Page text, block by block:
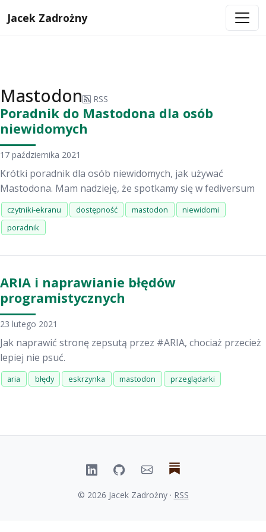
Jacek Zadrożny
Mastodon RSS
Poradnik do Mastodona dla osób
niewidomych
17 października 2021
Krótki poradnik dla osób niewidomych, jak używać
Mastodona. Mam nadzieję, że spotkamy się w fediversum
czytniki-ekranu dostępność mastodon
niewidomi
poradnik
ARIA i naprawianie błędów
programistycznych
23 lutego 2021
Jak naprawić stronę zepsutą przez #ARIA, chociaż przecież
lepiej nie psuć.
aria błędy eskrzynka mastodon przeglądarki
© 2026 Jacek Zadrożny · RSS